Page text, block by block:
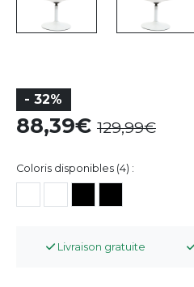
- 32%
88,39 129,99
Coloris disponibles (4) :
Livraison gratuite